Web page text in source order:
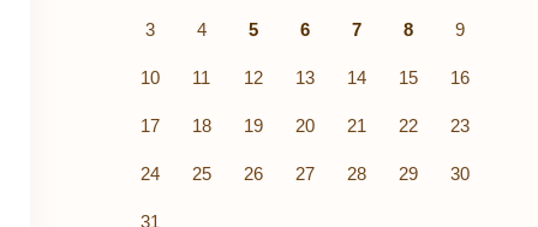
3 4 5 6 7 8 9
10 11 12 13 14 15 16
17 18 19 20 21 22 23
24 25 26 27 28 29 30
31